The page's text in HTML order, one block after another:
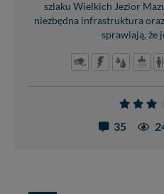
szlaku Wielkich Jezior
niezbędna infrastruktura
sprawiają, że
35